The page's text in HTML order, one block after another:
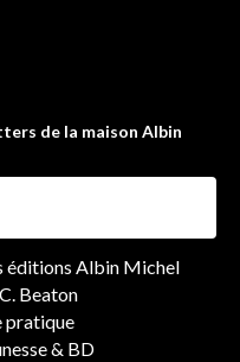
de la maison Albin
éditions Albin Michel
Beaton
pratique
& BD